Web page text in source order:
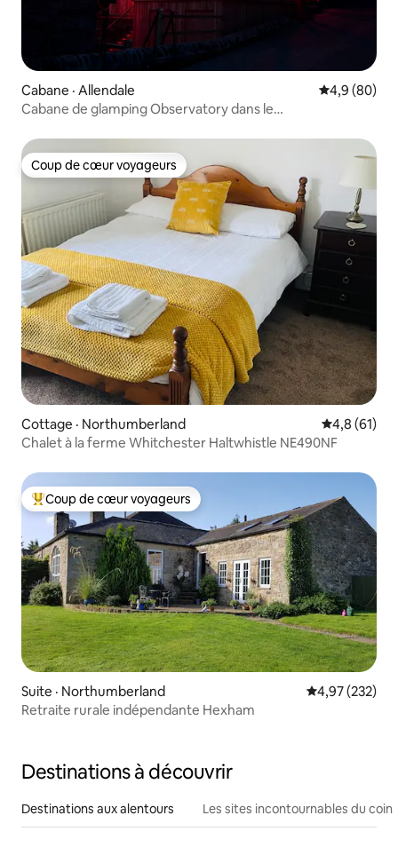
Cabane · Allendale Note
4,9 (80)
Cabane de glamping Observatory dans le
Coup de cœur voyageurs
Coup de cœur voyageurs
Cottage · Northumberland Note
4,8 (61)
Chalet à la ferme Whitchester Haltwhistle NE490NF
Coup de cœur voyageurs parmi les plus aimés
Coup de cœur voyageurs
Suite · Northumberland Note
4,97 (232)
Retraite rurale indépendante Hexham
Destinations à découvrir
Destinations aux alentours Les sites incontournables du coin